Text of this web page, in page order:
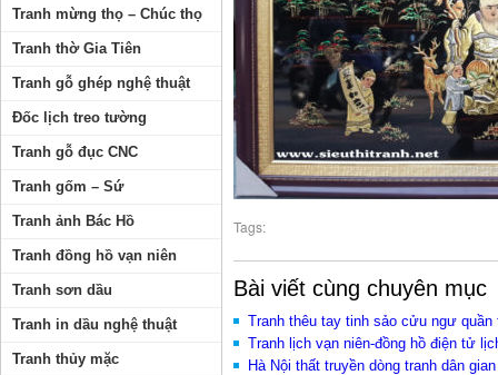
Tags:
Bài viết cùng chuyên mục
Tranh thêu tay tinh sảo cửu ngư quần
Tranh lịch vạn niên-đồng hồ điện tử
Hà Nội thất truyền dòng tranh dân
Tranh mừng thọ – Chúc thọ
Tranh thờ Gia Tiên
Tranh gỗ ghép nghệ thuật
Đốc lịch treo tường
Tranh gỗ đục CNC
Tranh gốm – Sứ
Tranh ảnh Bác Hồ
Tranh đồng hồ vạn niên
Tranh sơn dầu
Tranh in dầu nghệ thuật
Tranh thủy mặc